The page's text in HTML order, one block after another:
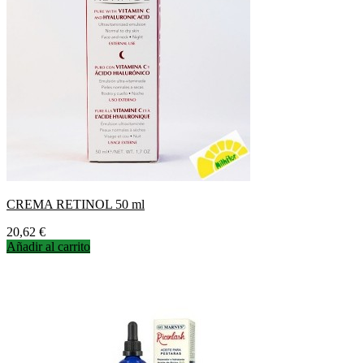
CREMA RETINOL 50 ml
Precio
20,62 €
Añadir al carrito